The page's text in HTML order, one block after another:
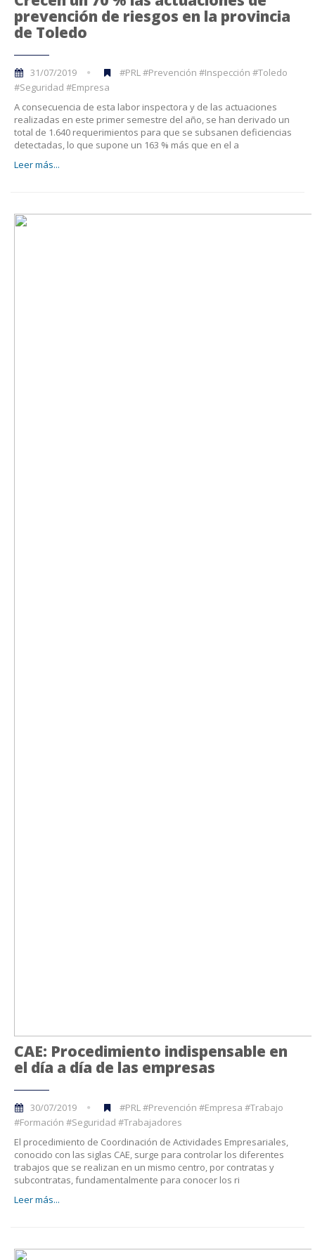
prevención de riesgos en la provincia
de Toledo
31/07/2019
#PRL #Prevención #Inspección #Toledo
#Seguridad #Empresa
A consecuencia de esta labor inspectora y de las actuaciones
realizadas en este primer semestre del año, se han derivado un
total de 1.640 requerimientos para que se subsanen deficiencias
detectadas, lo que supone un 163 % más que en el a
Leer más...
CAE: Procedimiento indispensable en
el día a día de las empresas
30/07/2019
#PRL #Prevención #Empresa #Trabajo
#Formación #Seguridad #Trabajadores
El procedimiento de Coordinación de Actividades Empresariales,
conocido con las siglas CAE, surge para controlar los diferentes
trabajos que se realizan en un mismo centro, por contratas y
subcontratas, fundamentalmente para conocer los ri
Leer más...